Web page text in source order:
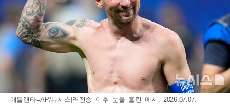
[애틀랜타=AP/뉴시스]역전승 이후 눈물 흘린 메시. 2026.07.07.